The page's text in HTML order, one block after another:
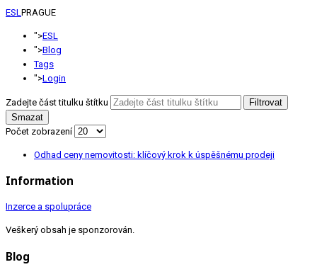
ESLPRAGUE
">ESL
">Blog
Tags
">Login
Zadejte část titulku štítku
Filtrovat
Smazat
Počet zobrazení
Odhad ceny nemovitosti: klíčový krok k úspěšnému prodeji
Information
Inzerce a spolupráce
Veškerý obsah je sponzorován.
Blog